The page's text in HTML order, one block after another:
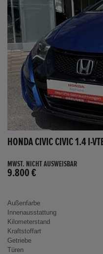
MWST. NICHT AUSWEISBAR
9.800 €
Außenfarbe
Innenausstattung
Kilometerstand
Kraftstoffart
Getriebe
Türen